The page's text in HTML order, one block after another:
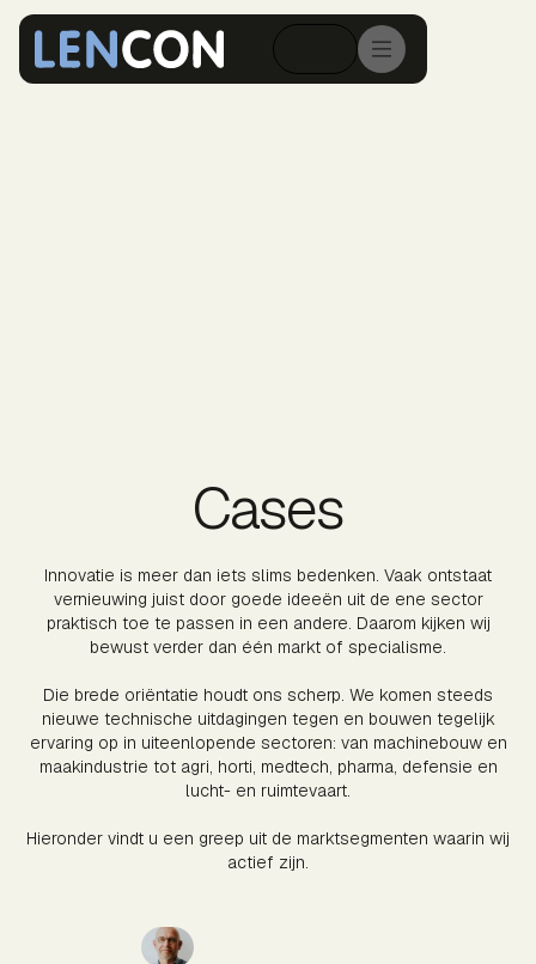
Cases
Innovatie is meer dan iets slims bedenken. Vaak ontstaat
vernieuwing juist door goede ideeën uit de ene sector
praktisch toe te passen in een andere. Daarom kijken wij
bewust verder dan één markt of specialisme.
Die brede oriëntatie houdt ons scherp. We komen steeds
nieuwe technische uitdagingen tegen en bouwen tegelijk
ervaring op in uiteenlopende sectoren: van machinebouw en
maakindustrie tot agri, horti, medtech, pharma, defensie en
lucht- en ruimtevaart.
Hieronder vindt u een greep uit de marktsegmenten waarin wij
actief zijn.